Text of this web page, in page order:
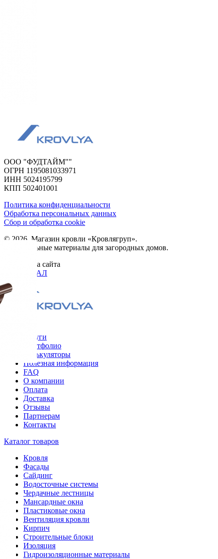
ООО "ФУДТАЙМ""
ОГРН 1195081033971
ИНН 5024195799
КПП 502401001
Политика конфиденциальности
Обработка персональных данных
Сбор и обработка cookie
© 2026. Магазин кровли «Кровлягруп».
Строительные материалы для загородных домов.
Разработка сайта
ОРИГИНАЛ
Услуги
Портфолио
Калькуляторы
Полезная информация
FAQ
О компании
Оплата
Доставка
Отзывы
Партнерам
Контакты
Каталог товаров
Кровля
Фасады
Сайдинг
Водосточные системы
Чердачные лестницы
Мансардные окна
Пластиковые окна
Вентиляция кровли
Кирпич
Строительные блоки
Изоляция
Гидроизоляционные материалы